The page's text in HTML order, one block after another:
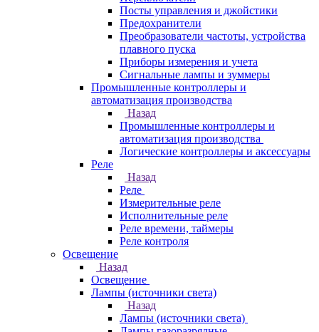
Посты управления и джойстики
Предохранители
Преобразователи частоты, устройства
плавного пуска
Приборы измерения и учета
Сигнальные лампы и зуммеры
Промышленные контроллеры и
автоматизация производства
Назад
Промышленные контроллеры и
автоматизация производства
Логические контроллеры и аксессуары
Реле
Назад
Реле
Измерительные реле
Исполнительные реле
Реле времени, таймеры
Реле контроля
Освещение
Назад
Освещение
Лампы (источники света)
Назад
Лампы (источники света)